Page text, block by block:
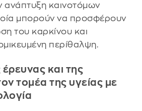
ανάπτυξη καινοτόμων
μπορούν να προσφέρουν
του καρκίνου και
περίθαλψη.
και της
τομέα της υγείας με